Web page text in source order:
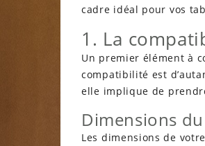
cadre idéal pour vos
1. La
Un premier élément à
compatibilité est
elle implique de
Dimensions
Les dimensions de